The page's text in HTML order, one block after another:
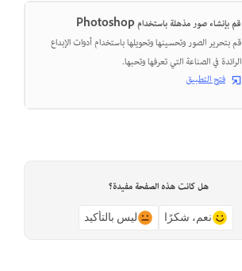
قم بإنشاء صور مذهلة باستخدام Photoshop
قم بتحرير الصور وتحسينها وتحويلها باستخدام أدوات الإبداع
الرائدة في الصناعة التي تعرفها وتحبها.
فتح التطبيق
هل كانت هذه الصفحة مفيدة؟
نعم، شكرًا ليس بالتأكيد